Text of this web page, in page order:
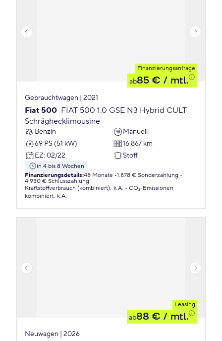
Finanzierungsanfrage
ab85 € / mtl.
Gebrauchtwagen | 2021
Fiat 500 FIAT 500 1.0 GSE N3 Hybrid CULT
Schräghecklimousine
Benzin
Manuell
69 PS (51 kW)
16.867 km
EZ: 02/22 Stoff
in 4 bis 8 Wochen
Finanzierungsdetails:48 Monate 1.878 € Sonderzahlung
4.930 € Schlusszahlung
Kraftstoffverbrauch (kombiniert): k.A.
CO₂-Emissionen
kombiniert: k.A.
Leasing
ab88 € / mtl.
Neuwagen | 2026